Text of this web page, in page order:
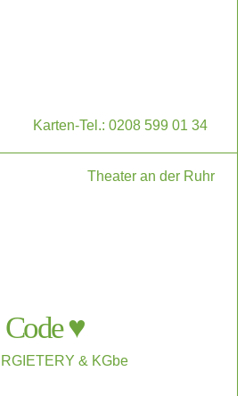
Karten-Tel.: 0208 599 01 34
Theater an der Ruhr
Code ♥
& KGbe